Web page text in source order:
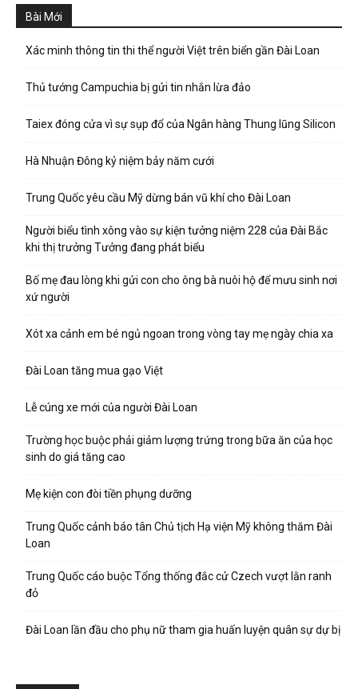
Bài Mới
Xác minh thông tin thi thể người Việt trên biển gần Đài Loan
Thủ tướng Campuchia bị gửi tin nhắn lừa đảo
Taiex đóng cửa vì sự sụp đổ của Ngân hàng Thung lũng Silicon
Hà Nhuận Đông kỷ niệm bảy năm cưới
Trung Quốc yêu cầu Mỹ dừng bán vũ khí cho Đài Loan
Người biểu tình xông vào sự kiện tưởng niệm 228 của Đài Bắc
khi thị trưởng Tưởng đang phát biểu
Bố mẹ đau lòng khi gửi con cho ông bà nuôi hộ để mưu sinh nơi
xứ người
Xót xa cảnh em bé ngủ ngoan trong vòng tay mẹ ngày chia xa
Đài Loan tăng mua gạo Việt
Lễ cúng xe mới của người Đài Loan
Trường học buộc phải giảm lượng trứng trong bữa ăn của học
sinh do giá tăng cao
Mẹ kiện con đòi tiền phụng dưỡng
Trung Quốc cảnh báo tân Chủ tịch Hạ viện Mỹ không thăm Đài
Loan
Trung Quốc cáo buộc Tổng thống đắc cử Czech vượt lằn ranh
đỏ
Đài Loan lần đầu cho phụ nữ tham gia huấn luyện quân sự dự bị